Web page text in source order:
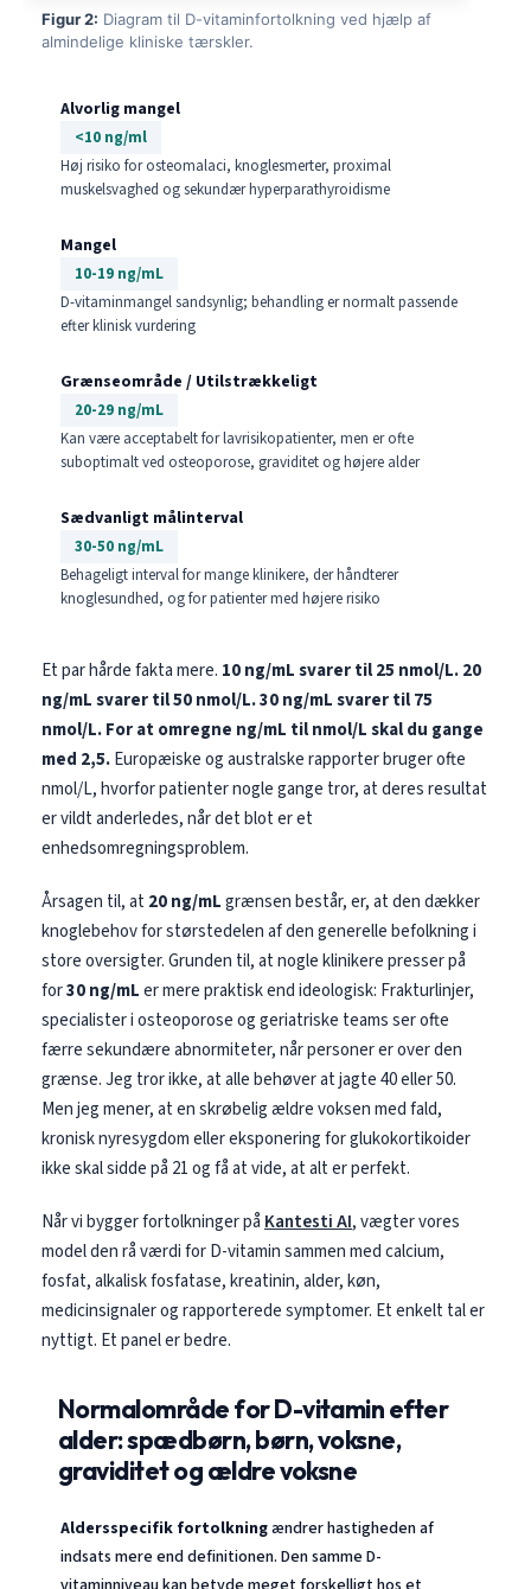
Figur 2: Diagram til D-vitaminfortolkning ved hjælp af
almindelige kliniske tærskler.
Alvorlig mangel
<10 ng/ml
Høj risiko for osteomalaci, knoglesmerter, proximal
muskelsvaghed og sekundær hyperparathyroidisme
Mangel
10-19 ng/mL
D-vitaminmangel sandsynlig; behandling er normalt passende
efter klinisk vurdering
Grænseområde / Utilstrækkeligt
20-29 ng/mL
Kan være acceptabelt for lavrisikopatienter, men er ofte
suboptimalt ved osteoporose, graviditet og højere alder
Sædvanligt målinterval
30-50 ng/mL
Behageligt interval for mange klinikere, der håndterer
knoglesundhed, og for patienter med højere risiko
Et par hårde fakta mere. 10 ng/mL svarer til 25 nmol/L.20
ng/mL svarer til 50 nmol/L.30 ng/mL svarer til 75
nmol/L.For at omregne ng/mL til nmol/L skal du gange
med 2,5.Europæiske og australske rapporter bruger ofte
nmol/L, hvorfor patienter nogle gange tror, at deres resultat
er vildt anderledes, når det blot er et
enhedsomregningsproblem.
Årsagen til, at 20 ng/mLgrænsen består, er, at den dækker
knoglebehov for størstedelen af den generelle befolkning i
store oversigter. Grunden til, at nogle klinikere presser på
for30 ng/mLer mere praktisk end ideologisk: Frakturlinjer,
specialister i osteoporose og geriatriske teams ser ofte
færre sekundære abnormiteter, når personer er over den
grænse. Jeg tror ikke, at alle behøver at jagte 40 eller 50.
Men jeg mener, at en skrøbelig ældre voksen med fald,
kronisk nyresygdom eller eksponering for glukokortikoider
ikke skal sidde på 21 og få at vide, at alt er perfekt.
Når vi bygger fortolkninger på Kantesti AI, vægter vores
model den rå værdi for D-vitamin sammen med calcium,
fosfat, alkalisk fosfatase, kreatinin, alder, køn,
medicinsignaler og rapporterede symptomer. Et enkelt tal er
nyttigt. Et panel er bedre.
Normalområde for D-vitamin efter
alder: spædbørn, børn, voksne,
graviditet og ældre voksne
Aldersspecifik fortolkningændrer hastigheden af
indsats mere end definitionen. Den samme D-